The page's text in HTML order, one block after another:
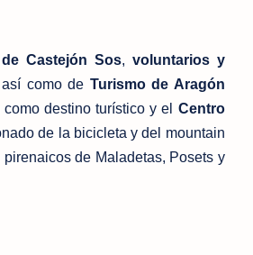
Castejón Sos, voluntarios y
así como de Turismo de Aragón
destino turístico y el Centro
de la bicicleta y del mountain
de Maladetas, Posets y